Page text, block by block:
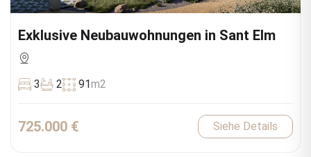
Exklusive Neubauwohnungen in Sant Elm
3 2 91m2
725.000 € Siehe Details